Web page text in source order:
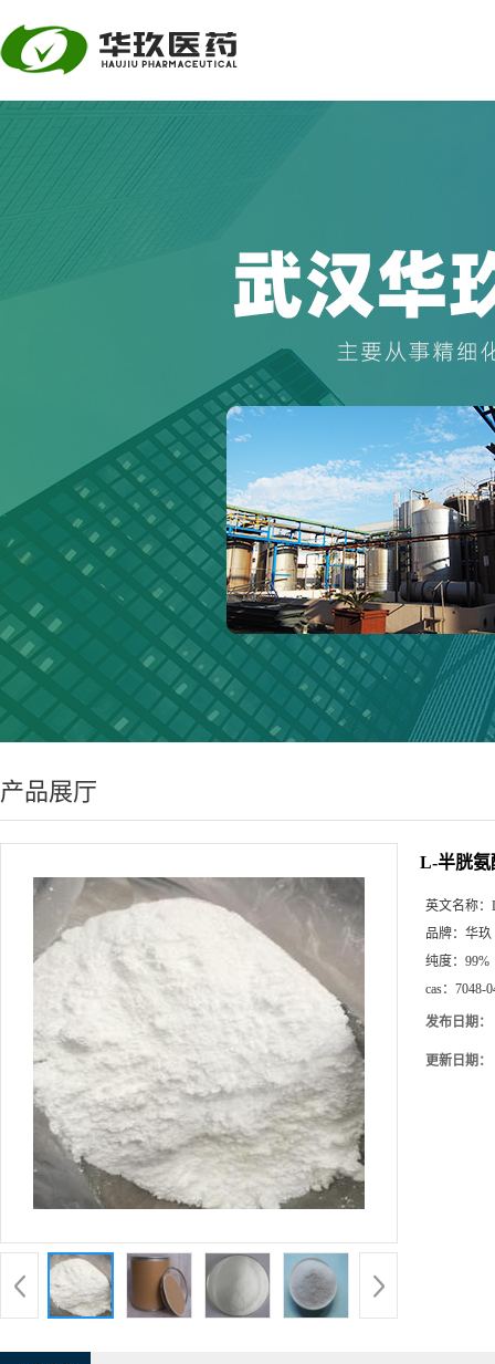
产品展厅
L-半胱氨
英文名称：
品牌： 华玖
纯度： 99%
cas： 7048-
发布日期：
更新日期：